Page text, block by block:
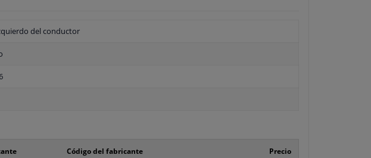
del conductor
Código del fabricante Precio